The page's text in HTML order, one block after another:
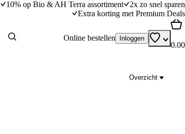
10% op Bio & AH Terra assortiment
2x zo snel sparen
Extra korting met Premium Deals
Online bestellen Inloggen
0.00
Overzicht